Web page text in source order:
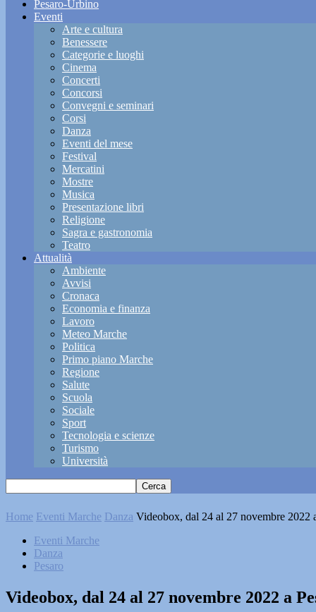
Pesaro-Urbino
Eventi
Arte e cultura
Benessere
Categorie e luoghi
Cinema
Concerti
Concorsi
Convegni e seminari
Corsi
Danza
Eventi del mese
Festival
Mercatini
Mostre
Musica
Presentazione libri
Religione
Sagra e gastronomia
Teatro
Attualità
Ambiente
Avvisi
Cronaca
Economia e finanza
Lavoro
Meteo Marche
Politica
Primo piano Marche
Regione
Salute
Scuola
Sociale
Sport
Tecnologia e scienze
Turismo
Università
Home Eventi Marche Danza Videobox, dal 24 al 27 novembre 2022
Eventi Marche
Danza
Pesaro
Videobox, dal 24 al 27 novembre 2022 a